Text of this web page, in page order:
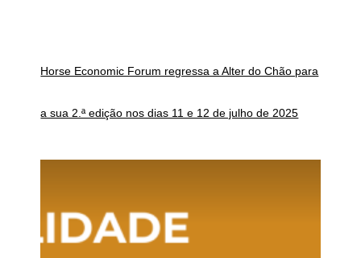
Horse Economic Forum regressa a Alter do Chão para
a sua 2.ª edição nos dias 11 e 12 de julho de 2025